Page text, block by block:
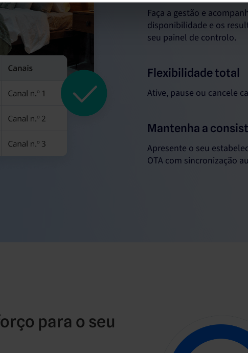
Faça a gestão e
disponibilidade e os
seu painel de controlo.
Flexibilidade total
Ative, pause ou cancele
Mantenha a
Apresente o seu
OTA com sincronização
para o seu